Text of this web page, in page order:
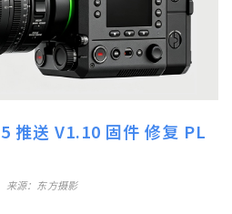
推送 V1.10 固件 修复 PL
来源：东方摄影